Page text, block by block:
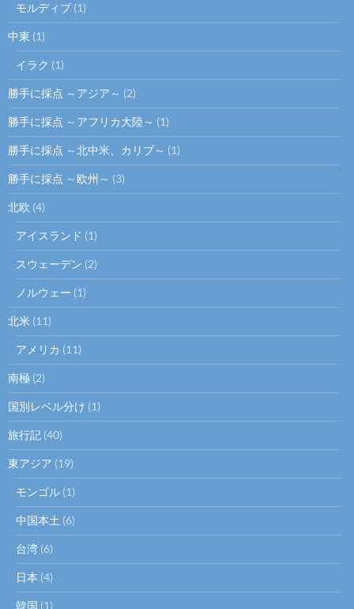
モルディブ (1)
中東 (1)
イラク (1)
勝手に採点 ～アジア～ (2)
勝手に採点 ～アフリカ大陸～ (1)
勝手に採点 ～北中米、カリブ～ (1)
勝手に採点 ～欧州～ (3)
北欧 (4)
アイスランド (1)
スウェーデン (2)
ノルウェー (1)
北米 (11)
アメリカ (11)
南極 (2)
国別レベル分け (1)
旅行記 (40)
東アジア (19)
モンゴル (1)
中国本土 (6)
台湾 (6)
日本 (4)
韓国 (1)